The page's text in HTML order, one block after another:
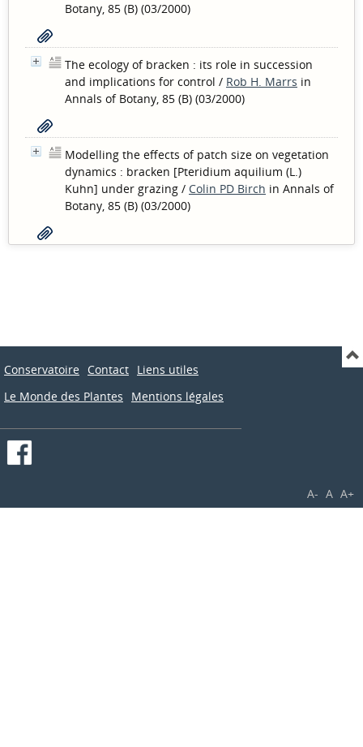
Botany, 85 (B) (03/2000)
The ecology of bracken : its role in succession
and implications for control / Rob H. Marrs in
Annals of Botany, 85 (B) (03/2000)
Modelling the effects of patch size on vegetation
dynamics : bracken [Pteridium aquilium (L.)
Kuhn] under grazing / Colin PD Birch in Annals of
Botany, 85 (B) (03/2000)
Conservatoire Contact Liens utiles
Le Monde des Plantes
Mentions légales
A- A A+